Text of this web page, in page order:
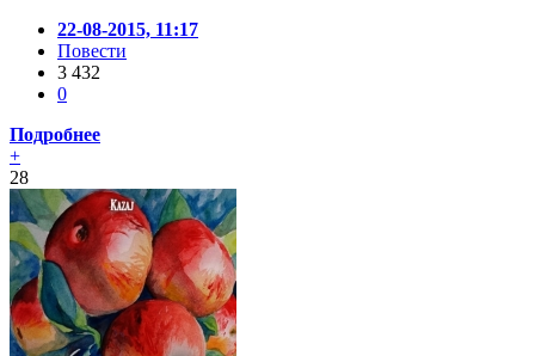
22-08-2015, 11:17
Повести
3 432
0
Подробнее
+
28